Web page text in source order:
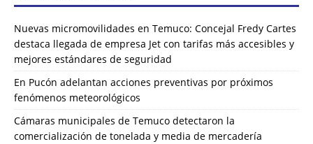
Nuevas micromovilidades en Temuco: Concejal Fredy Cartes
destaca llegada de empresa Jet con tarifas más accesibles y
mejores estándares de seguridad
En Pucón adelantan acciones preventivas por próximos
fenómenos meteorológicos
Cámaras municipales de Temuco detectaron la
comercialización de tonelada y media de mercadería